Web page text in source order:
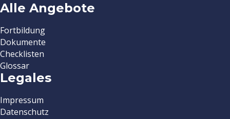
Alle Angebote
Fortbildung
Dokumente
Checklisten
Glossar
Legales
Impressum
Datenschutz